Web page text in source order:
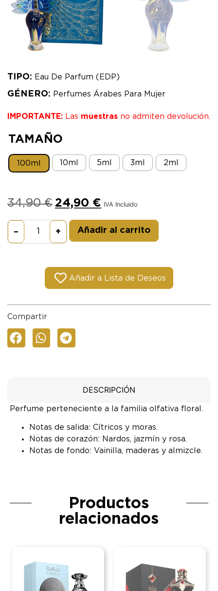
TIPO: Eau De Parfum (EDP)
GÉNERO: Perfumes Árabes Para Mujer
IMPORTANTE: Las muestras no admiten devolución.
TAMAÑO
100ml 10ml 5ml 3ml 2ml
34,90€ 24,90 € IVA Incluido
– + Añadir al carrito
Añadir a Lista de Deseos
Compartir
DESCRIPCIÓN
Perfume perteneciente a la familia olfativa floral.
Notas de salida: Cítricos y moras.
Notas de corazón: Nardos, jazmín y rosa.
Notas de fondo: Vainilla, maderas y almizcle.
Productos
relacionados